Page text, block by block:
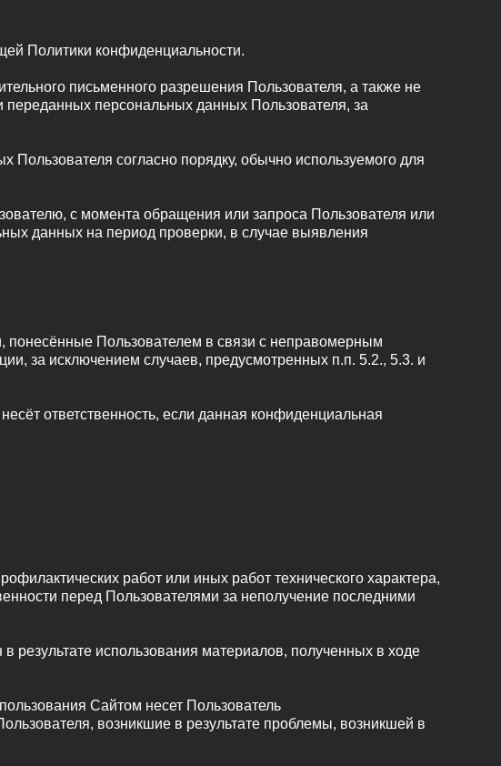
Политики конфиденциальности.
письменного разрешения Пользователя, а также не
персональных данных Пользователя, за
согласно порядку, обычно используемого для
с момента обращения или запроса Пользователя или
данных на период проверки, в случае выявления
понесённые Пользователем в связи с неправомерным
за исключением случаев, предусмотренных п.п. 5.2., 5.3. и
ответственность, если данная конфиденциальная
работ или иных работ технического характера,
перед Пользователями за неполучение последними
результате использования материалов, полученных в ходе
Сайтом несет Пользователь
возникшие в результате проблемы, возникшей в